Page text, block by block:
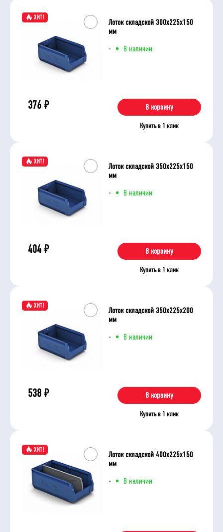
ХИТ!
- В наличии
Лоток складской 300х225х150
мм
376 ₽ В корзину
Купить в 1 клик
ХИТ!
- В наличии
Лоток складской 350х225х150
мм
404 ₽ В корзину
Купить в 1 клик
ХИТ!
- В наличии
Лоток складской 350x225x200
мм
538 ₽ В корзину
Купить в 1 клик
ХИТ!
- В наличии
Лоток складской 400х225х150
мм